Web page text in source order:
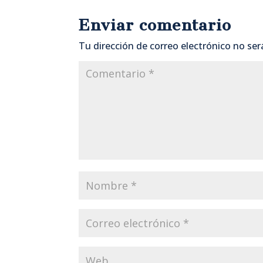
Enviar comentario
Tu dirección de correo electrónico no